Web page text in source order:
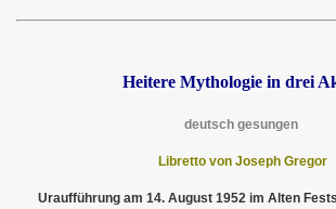
Heitere Mythologie in drei
deutsch gesungen
Libretto von Joseph Gregor
Uraufführung am 14. August 1952 im Alten